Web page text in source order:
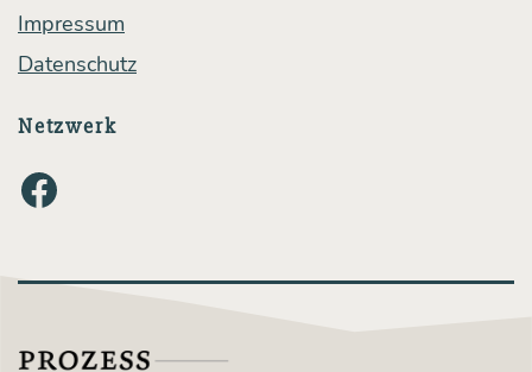
Impressum
Datenschutz
Netzwerk
Facebook